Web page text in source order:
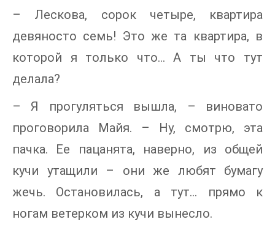
– Лескова, сорок четыре, квартира
девяносто семь! Это же та квартира, в
которой я только что… А ты что тут
делала?
– Я прогуляться вышла, – виновато
проговорила Майя. – Ну, смотрю, эта
пачка. Ее пацанята, наверно, из общей
кучи утащили – они же любят бумагу
жечь. Остановилась, а тут… прямо к
ногам ветерком из кучи вынесло.